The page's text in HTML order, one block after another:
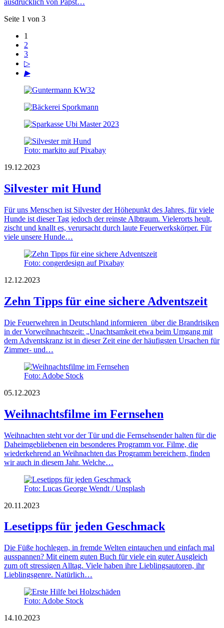
ausdrücklich von Papst…
Seite 1 von 3
1
2
3
▷
▶
Foto: markito auf Pixabay
19.12.2023
Silvester mit Hund
Für uns Menschen ist Silvester der Höhepunkt des Jahres, für viele
Hunde ist dieser Tag jedoch der reinste Albtraum. Vielerorts heult,
zischt und knallt es, verursacht durch laute Feuerwerkskörper. Für
viele unsere Hunde…
Foto: congerdesign auf Pixabay
12.12.2023
Zehn Tipps für eine sichere Adventszeit
Die Feuerwehren in Deutschland informieren über die Brandrisiken
in der Vorweihnachtszeit: „Unachtsamkeit etwa beim Umgang mit
dem Adventskranz ist in dieser Zeit eine der häufigsten Ursachen für
Zimmer- und…
Foto: Adobe Stock
05.12.2023
Weihnachtsfilme im Fernsehen
Weihnachten steht vor der Tür und die Fernsehsender halten für die
Daheimgebliebenen ein besonderes Programm vor. Filme, die
wiederkehrend an Weihnachten das Programm bereichern, finden
wir auch in diesem Jahr. Welche…
Foto: Lucas George Wendt / Unsplash
20.11.2023
Lesetipps für jeden Geschmack
Die Füße hochlegen, in fremde Welten eintauchen und einfach mal
ausspannen? Mit einem guten Buch für viele ein guter Ausgleich
zum oft stressigen Alltag. Viele haben ihre Lieblingsautoren, ihr
Lieblingsgenre. Natürlich…
Foto: Adobe Stock
14.10.2023